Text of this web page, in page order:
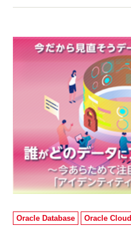
Oracle Database Oracle Cloud